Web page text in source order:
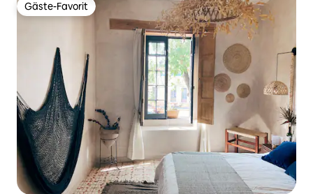
Gäste-Favorit
Gäste-Favorit